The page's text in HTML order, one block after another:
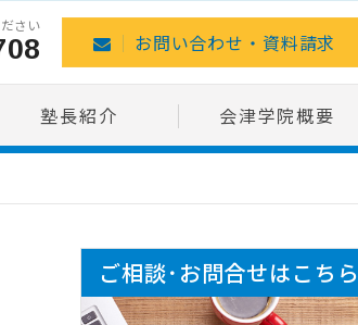
さい
お問い合わせ・資料請求
塾長紹介 会津学院概要
ご相談･お問合せはこちら